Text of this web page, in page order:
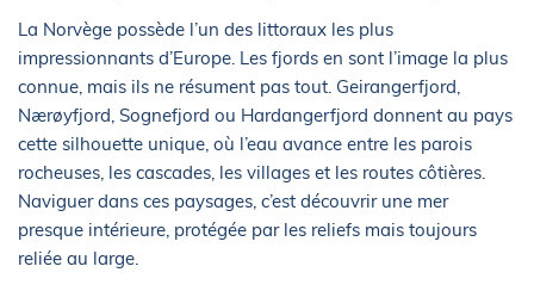
La Norvège possède l’un des littoraux les plus
impressionnants d’Europe. Les fjords en sont l’image la plus
connue, mais ils ne résument pas tout. Geirangerfjord,
Nærøyfjord, Sognefjord ou Hardangerfjord donnent au pays
cette silhouette unique, où l’eau avance entre les parois
rocheuses, les cascades, les villages et les routes côtières.
Naviguer dans ces paysages, c’est découvrir une mer
presque intérieure, protégée par les reliefs mais toujours
reliée au large.